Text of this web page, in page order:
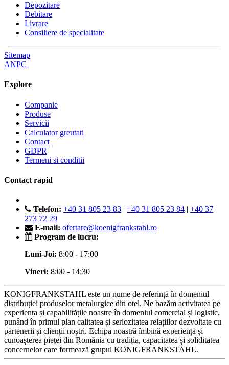
Depozitare
Debitare
Livrare
Consiliere de specialitate
Sitemap
ANPC
Explore
Companie
Produse
Servicii
Calculator greutati
Contact
GDPR
Termeni si conditii
Contact rapid
Telefon: +40 31 805 23 83 | +40 31 805 23 84 | +40 37
273 72 29
E-mail: ofertare@koenigfrankstahl.ro
Program de lucru:
Luni-Joi: 8:00 - 17:00
Vineri: 8:00 - 14:30
KONIGFRANKSTAHL este un nume de referință în domeniul
distribuției produselor metalurgice din oțel. Ne bazăm activitatea pe
experiența și capabilitățile noastre în domeniul comercial și logistic,
punând în primul plan calitatea și seriozitatea relațiilor dezvoltate cu
partenerii și clienții noștri. Echipa noastră îmbină experiența și
cunoașterea pieței din România cu tradiția, capacitatea și soliditatea
concernelor care formează grupul KONIGFRANKSTAHL.